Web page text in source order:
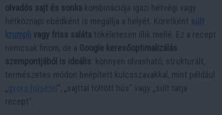
olvadós sajt és sonka kombinációja igazi hétvégi vagy
hétköznapi ebédként is megállja a helyét. Köretként sült
krumpli vagy friss saláta tökéletesen illik mellé. Ez a recept
nemcsak finom, de a Google keresőoptimalizálás
szempontjából is ideális : könnyen olvasható, strukturált,
természetes módon beépített kulcsszavakkal, mint például
„gyors húsétel ”, „sajttal töltött hús” vagy „sült tarja
recept”.